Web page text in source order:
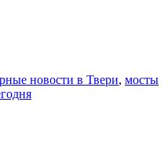
новости в Твери, мосты